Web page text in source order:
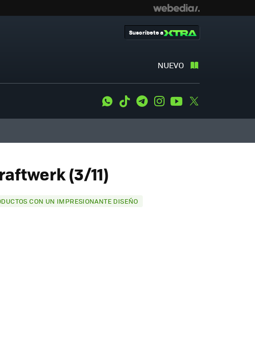
NUEVO
Suscríbete a
WhatsApp
Tiktok TelegramInstagramYoutube
(3/11)
CON UN IMPRESIONANTE DISEÑO